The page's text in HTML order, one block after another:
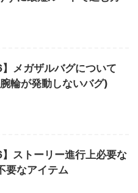
】メガザルバグについて
輪が発動しないバグ)
】ストーリー進行上必要な
要なアイテム